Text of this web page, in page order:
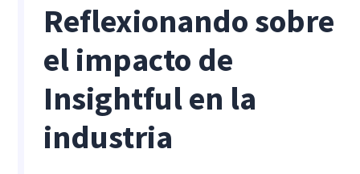
Reflexionando sobre
el impacto de
Insightful en la
industria